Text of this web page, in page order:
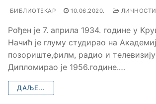
БИБЛИОТЕКАР 10.06.2020. ЛИЧНОСТИ
Рођен је 7. априла 1934. године у
Начић је глуму студирао на
позориште,филм, радио и
Дипломирао је 1956.године.…
ДАЉЕ...